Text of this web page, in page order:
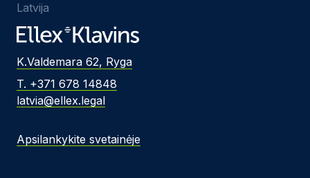
Latvija
K.Valdemara 62, Ryga
T. +371 678 14848
latvia@ellex.legal
Apsilankykite svetainėje